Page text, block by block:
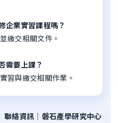
企業實習課程嗎？
繳交相關文件。
需要上課？
習與繳交相關作業。
聯絡資訊｜磐石產學研究中心